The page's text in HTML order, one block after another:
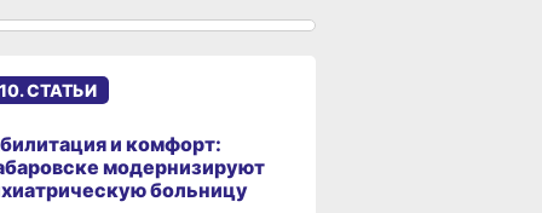
100 тысяч заявлений
Троих хабаровских
пожарных наградили
медалями «За спасение
на пожаре»
СТАТЬИ
и комфорт:
модернизируют
больницу